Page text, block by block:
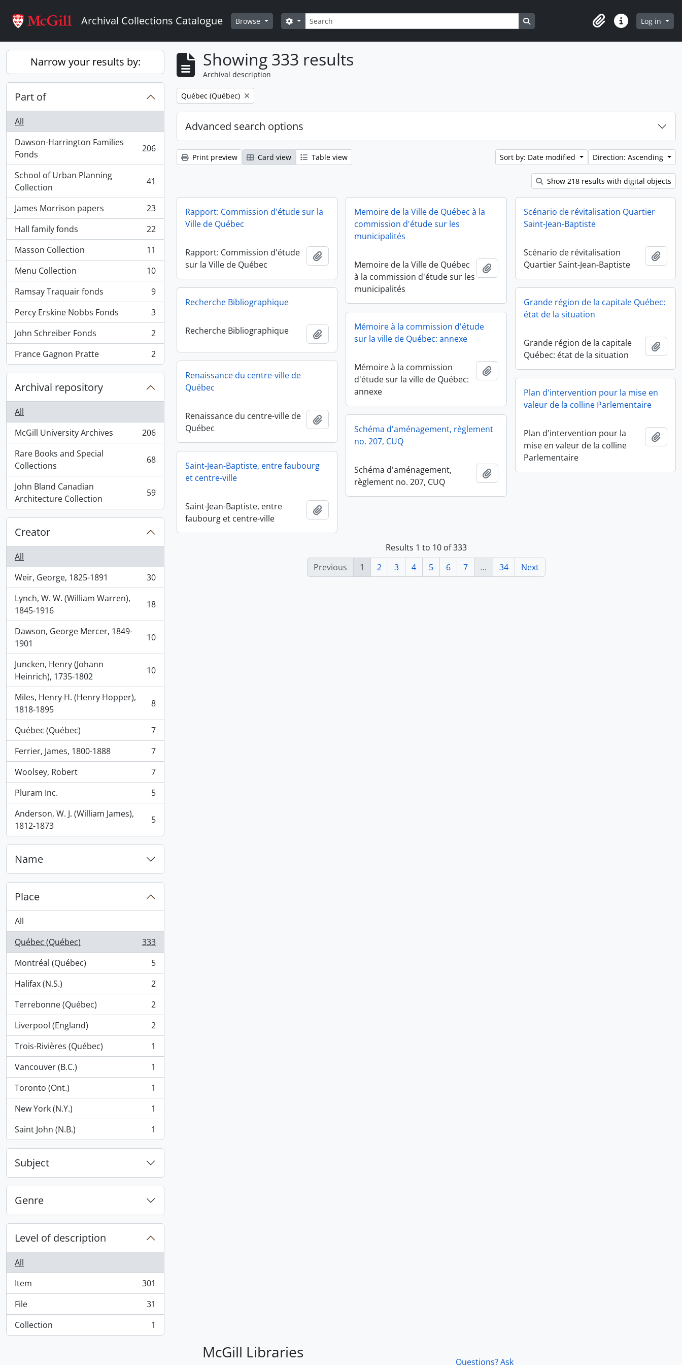
Archival Collections Catalogue Browse Search
Search options Search in browse page
ClipboardQuick linksLog in
Narrow your results by:
Part of
All
Dawson-Harrington Families
Fonds
, 206 results 206
School of Urban Planning
Collection
, 41 results 41
James Morrison papers
, 23 results
23
Hall family fonds
, 22 results
22
Masson Collection
, 11 results
11
Menu Collection
, 10 results
10
Ramsay Traquair fonds
, 9 results
9
Percy Erskine Nobbs Fonds
, 3 results
3
John Schreiber Fonds
, 2 results
2
France Gagnon Pratte
, 2 results 2
Archival repository
All
McGill University Archives
, 206 results
206
Rare Books and Special
Collections
, 68 results 68
John Bland Canadian
Architecture Collection
, 59 results 59
Creator
All
Weir, George, 1825-1891
, 30 results
30
Lynch, W. W. (William Warren),
1845-1916
, 18 results 18
Dawson, George Mercer, 1849-
1901
, 10 results 10
Juncken, Henry (Johann
Heinrich), 1735-1802
, 10 results 10
Miles, Henry H. (Henry Hopper),
1818-1895
, 8 results 8
Québec (Québec)
, 7 results
7
Ferrier, James, 1800-1888
, 7 results
7
Woolsey, Robert
, 7 results
7
Pluram Inc.
, 5 results
5
Anderson, W. J. (William James),
1812-1873
, 5 results 5
Name
Place
All
Québec (Québec)
, 333 results
333
Montréal (Québec)
, 5 results
5
Halifax (N.S.)
, 2 results
2
Terrebonne (Québec)
, 2 results
2
Liverpool (England)
, 2 results
2
Trois-Rivières (Québec)
, 1 results
1
Vancouver (B.C.)
, 1 results
1
Toronto (Ont.)
, 1 results
1
New York (N.Y.)
, 1 results
1
Saint John (N.B.)
, 1 results 1
Subject
Genre
Level of description
All
Item
, 301 results
301
File
, 31 results
31
Collection
, 1 results 1
Showing 333 results
Archival description
Remove filter:
Québec (Québec)
Advanced search options
Print preview Card view Table view Sort by: Date modified Direction: Ascending
Show 218 results with digital objects
Rapport: Commission d'étude sur la
Ville de Québec
Rapport: Commission d'étude
sur la Ville de Québec
Memoire de la Ville de Québec à la
commission d'étude sur les
municipalités
Memoire de la Ville de Québec
à la commission d'étude sur les
municipalités
Add to clipboard
Scénario de révitalisation Quartier
Saint-Jean-Baptiste
Scénario de révitalisation
Quartier Saint-Jean-Baptiste
Add
Recherche Bibliographique
Recherche Bibliographique Add to clipboard
Grande région de la capitale Québec:
état de la situation
Grande région de la capitale
Québec: état de la situation
Add
Mémoire à la commission d'étude
sur la ville de Québec: annexe
Mémoire à la commission
d'étude sur la ville de Québec:
annexe
Add to clipboard
Renaissance du centre-ville de
Québec
Renaissance du centre-ville de
Québec
Add to clipboard
Plan d'intervention pour la mise en
valeur de la colline Parlementaire
Plan d'intervention pour la
mise en valeur de la colline
Parlementaire
Add
Schéma d'aménagement, règlement
no. 207, CUQ
Schéma d'aménagement,
règlement no. 207, CUQ
Add to clipboard
Saint-Jean-Baptiste, entre faubourg
et centre-ville
Saint-Jean-Baptiste, entre
faubourg et centre-ville
Results 1 to 10 of 333
Previous
1 2 3 4 5 6 7 ... 34 Next
McGill Libraries
Questions? Ask